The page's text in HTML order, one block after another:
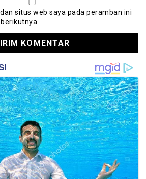
situs web saya pada peramban ini